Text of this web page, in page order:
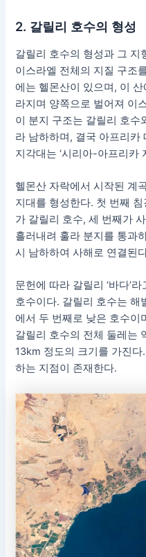
2. 갈릴리 호수의 형성
갈릴리 호수의 형성과 그 지
이스라엘 전체의 지질 구조
에는 헬몬산이 있으며, 이
라지며 양쪽으로 벌어져 이
이 분지 구조는 갈릴리 호수
라 남하하며, 결국 아프리카
지각대는 ‘시리아-아프리카
헬몬산 자락에서 시작된 계
지대를 형성한다. 첫 번째
가 갈릴리 호수, 세 번째가
흘러내려 훌라 분지를 통과
시 남하하여 사해로 연결된
문헌에 따라 갈릴리 ‘바다’
호수이다. 갈릴리 호수는 해
에서 두 번째로 낮은 호수이
갈릴리 호수의 전체 둘레는
13km 정도의 크기를 가진
하는 지점이 존재한다.